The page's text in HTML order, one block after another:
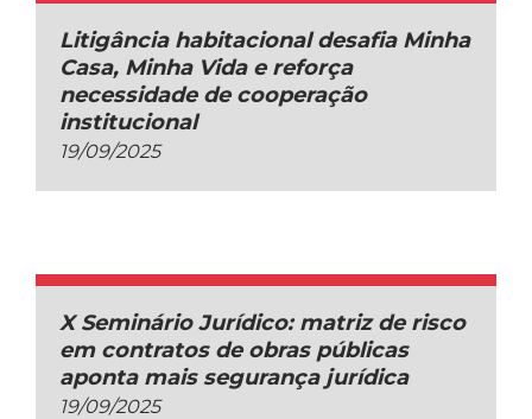
Litigância habitacional desafia Minha
Casa, Minha Vida e reforça
necessidade de cooperação
institucional
19/09/2025
X Seminário Jurídico: matriz de risco
em contratos de obras públicas
aponta mais segurança jurídica
19/09/2025